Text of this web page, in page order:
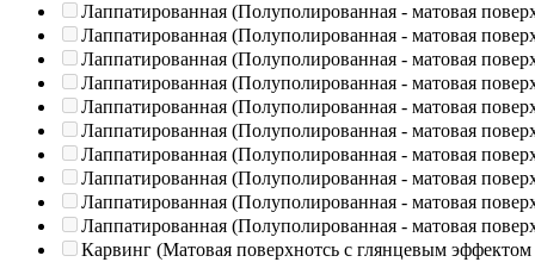
Лаппатированная (Полуполированная - матовая
Лаппатированная (Полуполированная - матовая
Лаппатированная (Полуполированная - матовая
Лаппатированная (Полуполированная - матовая
Лаппатированная (Полуполированная - матовая
Лаппатированная (Полуполированная - матовая
Лаппатированная (Полуполированная - матовая
Лаппатированная (Полуполированная - матовая
Лаппатированная (Полуполированная - матовая
Лаппатированная (Полуполированная - матовая
Карвинг (Матовая поверхнотсь с глянцевым эффектом